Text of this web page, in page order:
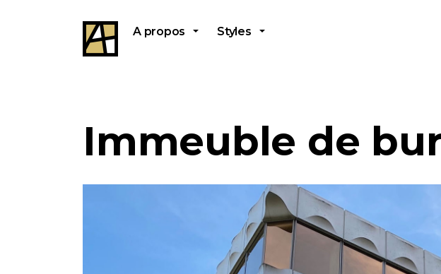
A propos Styles
Immeuble de